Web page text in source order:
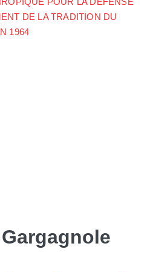
DE LA TRADITION DU
1964
Gargagnole